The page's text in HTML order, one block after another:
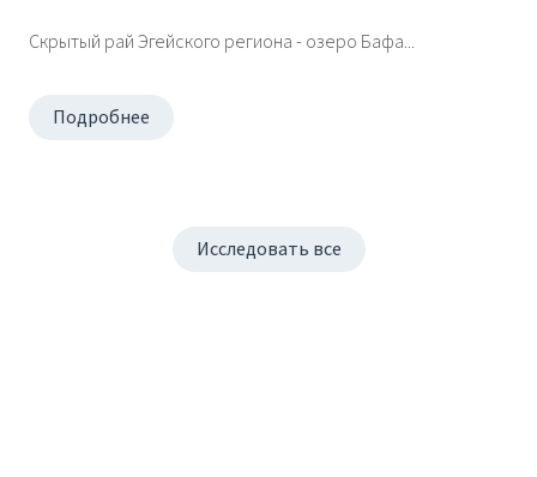
Скрытый рай Эгейского региона - озеро Бафа...
Подробнее
Исследовать все